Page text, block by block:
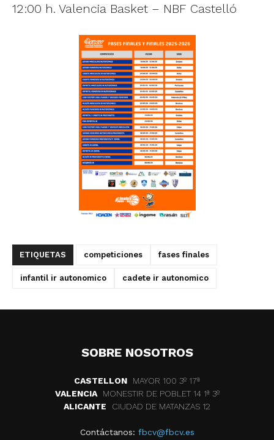
12:00 h. Valencia Basket – NBF Castelló
ETIQUETAS competiciones fases finales
infantil ir autonomico cadete ir autonomico
SOBRE NOSOTROS
CASTELLON
MAYOR 100 3º 17ª
VALENCIA
MONESTIR DE POBLET 14 1ª 3º
ALICANTE
CIUDAD DE MATANZAS 12
Contáctanos: fbcv@fbcv.es